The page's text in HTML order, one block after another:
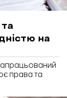
на
права та